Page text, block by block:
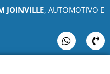
JOINVILLE, AUTOMOTIVO E